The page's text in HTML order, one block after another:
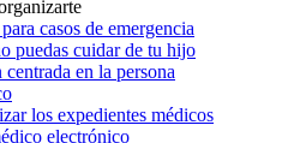
casos de emergencia
puedas cuidar de tu hijo
en la persona
los expedientes médicos
electrónico